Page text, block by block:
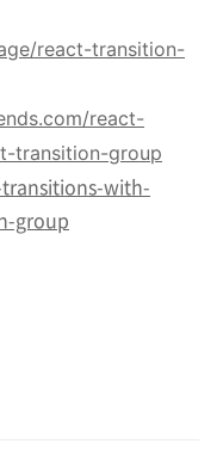
react-transition-
react-
transition-group
with-
group